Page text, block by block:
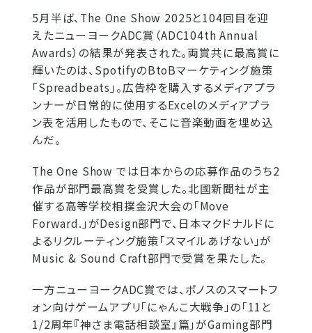
5月半ば、The One Show 2025と104回目を迎
えたニューヨークADC賞（ADC104th Annual
Awards）の結果が発表された。両賞共に最高賞に
輝いたのは、SpotifyのBtoBマーケティング施策
「Spreadbeats」。広告枠を購入するメディアプラ
ンナーが日常的に使用するExcelのメディアプラ
ン表を活用したもので、そこに音楽動画を埋め込
んだ。
The One Show では日本からの応募作品のうち2
作品が部門最高賞を受賞した。北國新聞社が主
催する高等学校相撲金沢大会の「Move
Forward.」がDesign部門で、日本マクドナルドに
よるリクルーティング施策「スマイルあげない」が
Music & Sound Craft部門で受賞を果たした。
一方ニューヨークADC賞では、ポノスのスマートフ
ォン向けゲームアプリ「にゃんこ大戦争」の「11と
1/2周年『神さま電話相談室』篇」がGaming部門